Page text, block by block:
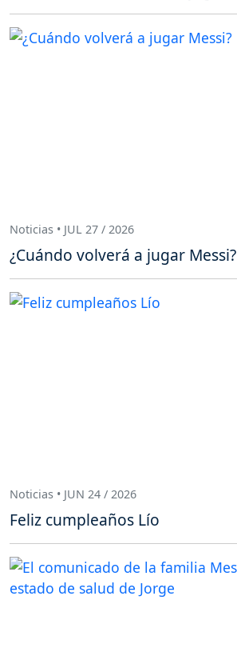
Noticias • JUL 27 / 2026
¿Cuándo volverá a jugar Messi?
Noticias • JUN 24 / 2026
Feliz cumpleaños Lío